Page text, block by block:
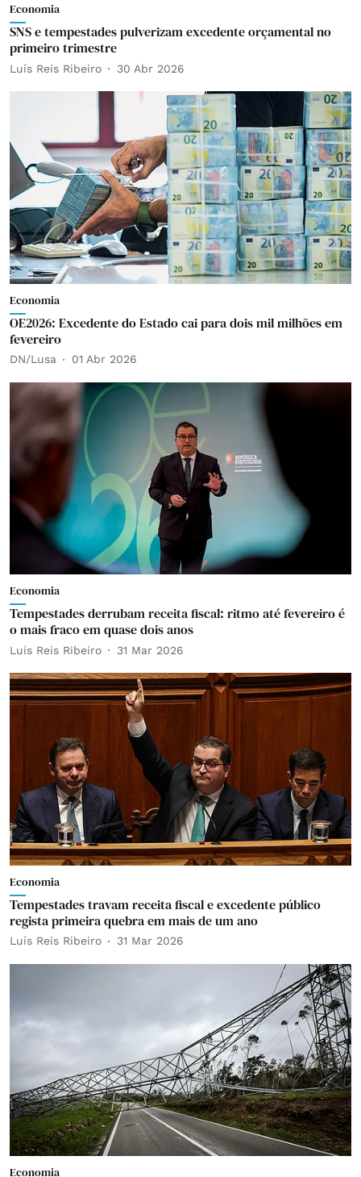
Economia
SNS e tempestades pulverizam excedente orçamental no
primeiro trimestre
Luís Reis Ribeiro 30 Abr 2026
Economia
OE2026: Excedente do Estado cai para dois mil milhões em
fevereiro
DN/Lusa 01 Abr 2026
Economia
Tempestades derrubam receita fiscal: ritmo até fevereiro é
o mais fraco em quase dois anos
Luís Reis Ribeiro 31 Mar 2026
Economia
Tempestades travam receita fiscal e excedente público
regista primeira quebra em mais de um ano
Luís Reis Ribeiro 31 Mar 2026
Economia